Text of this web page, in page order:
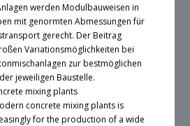
werden Modulbauweisen in
mit genormten Abmessungen für
gerecht. Der Beitrag
Variationsmöglichkeiten bei
zur bestmöglichen
jeweiligen Baustelle.
mixing plants
concrete mixing plants is
for the production of a wide